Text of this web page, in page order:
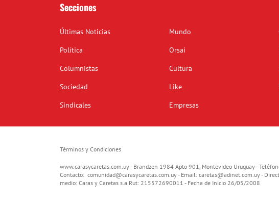
Secciones
Últimas Noticias
Política
Columnistas
Sociedad
Sindicales
Mundo
Orsai
Cultura
Like
Empresas
Términos y Condiciones
www.carasycaretas.com.uy - Brandzen 1984 Apto 901, Montevideo Uruguay -
Contacto: comunidad@carasycaretas.com.uy- Email: caretas@adinet.com.uy-
medio: Caras y Caretas s.a Rut: 215572690011 - Fecha de Inicio 26/05/2008